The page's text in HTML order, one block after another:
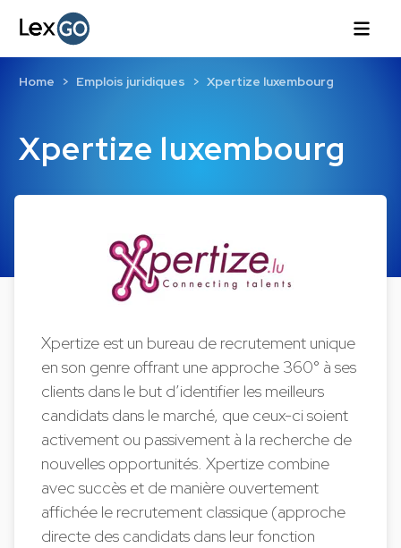
Xpertize luxembourg
Home Emplois juridiques Xpertize luxembourg
Xpertize est un bureau de recrutement unique
en son genre offrant une approche 360° à ses
clients dans le but d’identifier les meilleurs
candidats dans le marché, que ceux-ci soient
activement ou passivement à la recherche de
nouvelles opportunités. Xpertize combine
avec succès et de manière ouvertement
affichée le recrutement classique (approche
directe des candidats dans leur fonction